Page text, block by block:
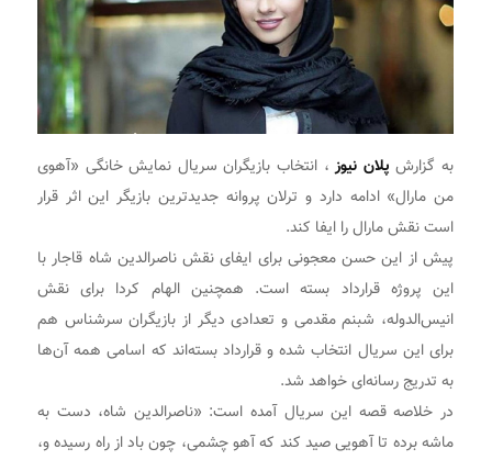
به گزارش پلان نیوز ، انتخاب بازیگران سریال نمایش خانگی «آهوی
من مارال» ادامه دارد و ترلان پروانه جدیدترین بازیگر این اثر قرار
است نقش مارال را ایفا کند.
پیش از این حسن معجونی برای ایفای نقش ناصرالدین شاه قاجار با
این پروژه قرارداد بسته است. همچنین الهام کردا برای نقش
انیس‌الدوله، شبنم مقدمی و تعدادی دیگر از بازیگران سرشناس هم
برای این سریال انتخاب شده و قرارداد بسته‌اند که اسامی همه آن‌ها
به تدریج رسانه‌ای خواهد شد.
در خلاصه قصه این سریال آمده است: «ناصرالدین شاه، دست به
ماشه برده تا آهویی صید کند که آهو چشمی، چون باد از راه رسیده و،